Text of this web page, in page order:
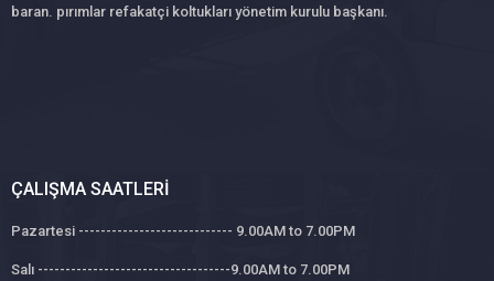
baran. pırımlar refakatçi koltukları yönetim kurulu başkanı.
ÇALIŞMA SAATLERI
Pazartesi ---------------------------- 9.00AM to 7.00PM
Salı -----------------------------------9.00AM to 7.00PM